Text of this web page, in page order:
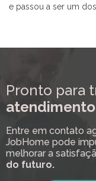
e passou a ser um
Pronto para
Entre em contato
JobHome pode
melhorar a
do futuro.